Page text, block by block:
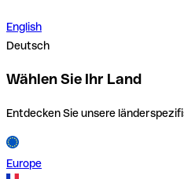
English
Deutsch
Wählen Sie Ihr Land
Entdecken Sie unsere
Europe